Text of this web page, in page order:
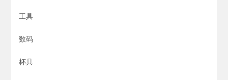
工具
数码
杯具